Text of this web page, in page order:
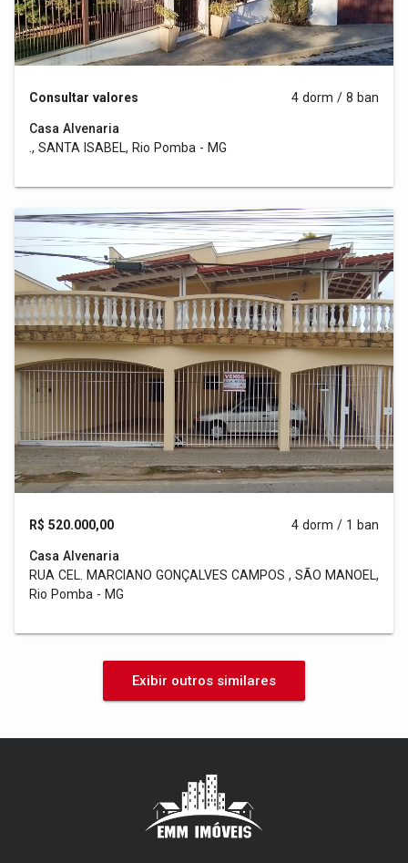
Consultar valores 4 dorm / 8 ban
Casa Alvenaria
., SANTA ISABEL, Rio Pomba - MG
R$ 520.000,00 4 dorm / 1 ban
Casa Alvenaria
RUA CEL. MARCIANO GONÇALVES CAMPOS , SÃO MANOEL,
Rio Pomba - MG
Exibir outros similares